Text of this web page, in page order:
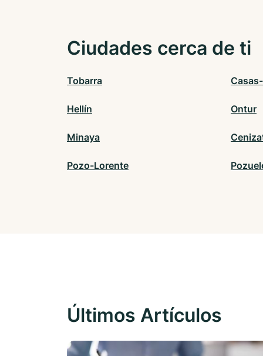
Ciudades cerca de ti
Tobarra
Hellín Ontur
Minaya
Pozo-Lorente
Últimos Artículos